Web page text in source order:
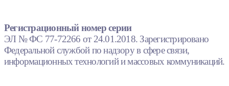
Регистрационный номер серии
ЭЛ № ФС 77-72266 от 24.01.2018. Зарегистрировано
Федеральной службой по надзору в сфере связи,
информационных технологий и массовых коммуникаций.